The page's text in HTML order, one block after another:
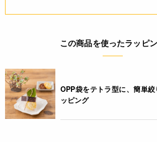
この商品を使ったラッピ
OPP袋をテトラ型に、簡単
ッピング